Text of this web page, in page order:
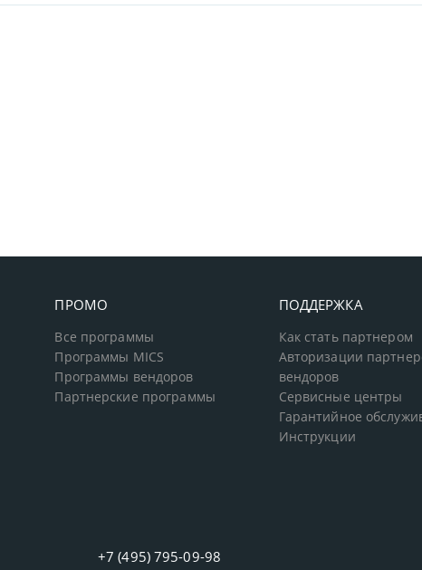
ПРОМО
Все программы
Программы MICS
Программы вендоров
Партнерские программы
ПОДДЕРЖКА
Как стать партнером
Авторизации
вендоров
Сервисные центры
Гарантийное
Инструкции
+7 (495) 795-09-98